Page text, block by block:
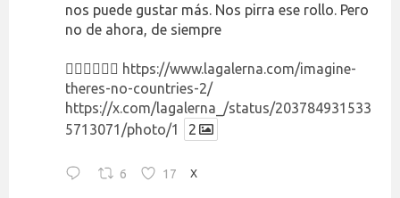
nos puede gustar más. Nos pirra ese rollo. Pero
no de ahora, de siempre
👉🏻👉🏻👉🏻 https://www.lagalerna.com/imagine-
theres-no-countries-2/
https://x.com/lagalerna_/status/203784931533
5713071/photo/1
2
6 17 X